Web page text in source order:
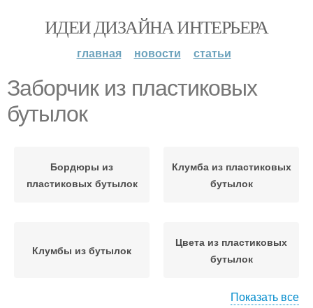
ИДЕИ ДИЗАЙНА ИНТЕРЬЕРА
главная новости статьи
Заборчик из пластиковых
бутылок
Бордюры из
пластиковых бутылок
Клумба из пластиковых
бутылок
Клумбы из бутылок
Цвета из пластиковых
бутылок
Показать все